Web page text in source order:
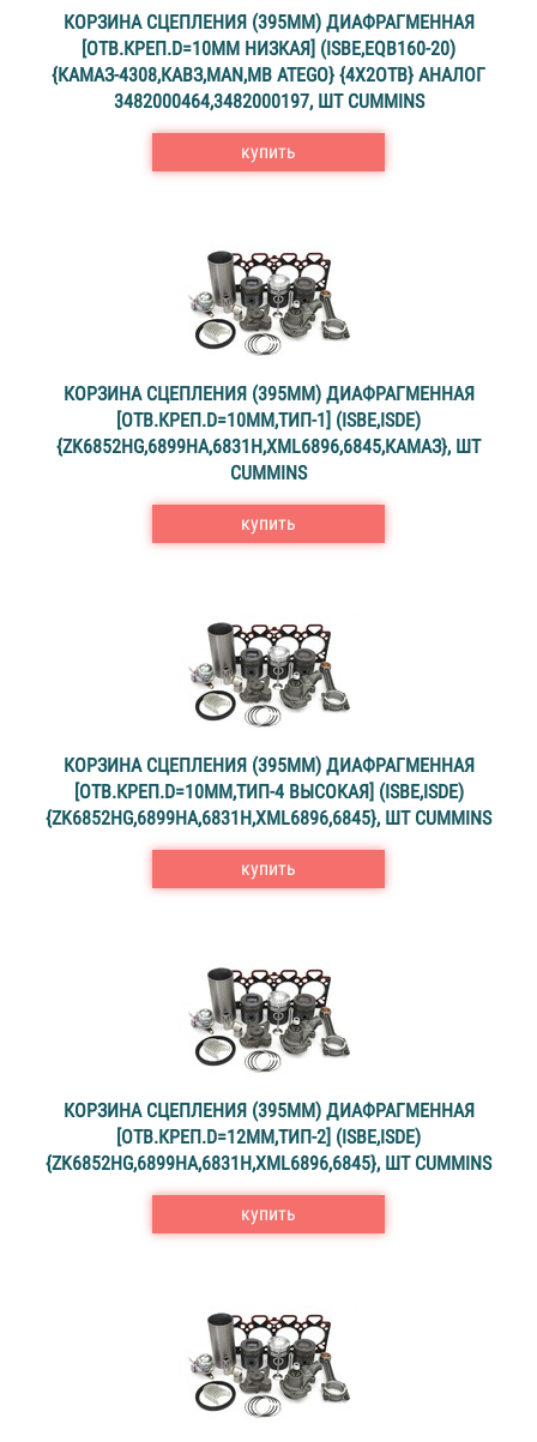
КОРЗИНА СЦЕПЛЕНИЯ (395ММ) ДИАФРАГМЕННАЯ
[ОТВ.КРЕП.D=10ММ НИЗКАЯ] (ISBE,EQB160-20)
{КАМАЗ-4308,КАВЗ,MAN,MB ATEGO} {4X2ОТВ} АНАЛОГ
3482000464,3482000197, ШТ CUMMINS
купить
КОРЗИНА СЦЕПЛЕНИЯ (395ММ) ДИАФРАГМЕННАЯ
[ОТВ.КРЕП.D=10ММ,ТИП-1] (ISBE,ISDE)
{ZK6852HG,6899HA,6831H,XML6896,6845,КАМАЗ}, ШТ
CUMMINS
купить
КОРЗИНА СЦЕПЛЕНИЯ (395ММ) ДИАФРАГМЕННАЯ
[ОТВ.КРЕП.D=10ММ,ТИП-4 ВЫСОКАЯ] (ISBE,ISDE)
{ZK6852HG,6899HA,6831H,XML6896,6845}, ШТ CUMMINS
купить
КОРЗИНА СЦЕПЛЕНИЯ (395ММ) ДИАФРАГМЕННАЯ
[ОТВ.КРЕП.D=12ММ,ТИП-2] (ISBE,ISDE)
{ZK6852HG,6899HA,6831H,XML6896,6845}, ШТ CUMMINS
купить